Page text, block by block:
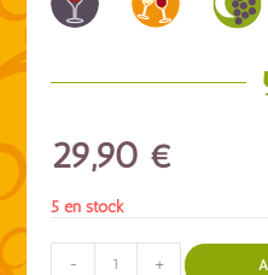
29,90 €
5 en stock
- +